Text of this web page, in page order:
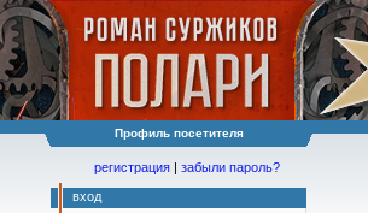
Профиль посетителя
регистрация | забыли пароль?
вход